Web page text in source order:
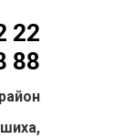
22
88